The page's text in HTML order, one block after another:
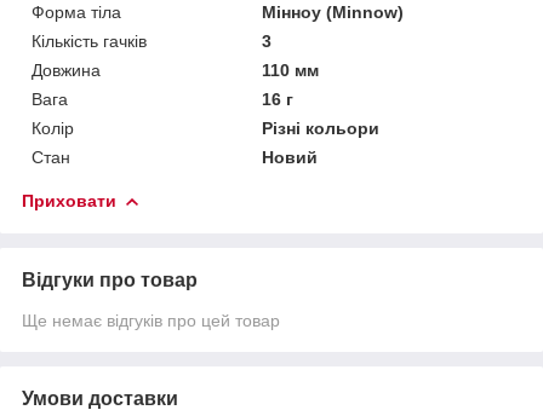
Форма тіла
Мінноу (Minnow)
Кількість гачків
3
Довжина
110 мм
Вага
16 г
Колір
Різні кольори
Стан
Новий
Приховати
Відгуки про товар
Ще немає відгуків про цей товар
Умови доставки